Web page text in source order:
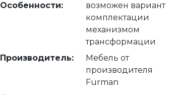
Особенности:
возможен вариант
комплектации
механизмом
трансформации
Производитель:
Мебель от
производителя
Furman